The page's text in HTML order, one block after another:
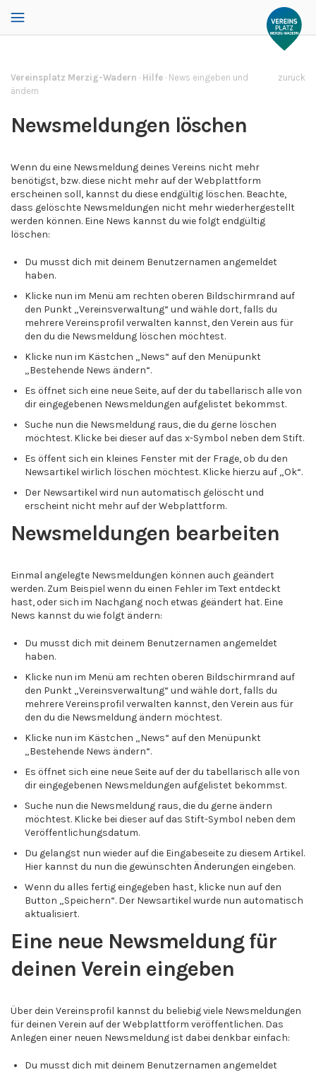
Vereinsplatz Merzig-Wadern · Hilfe · News eingeben und
ändern
zurück
Newsmeldungen löschen
Wenn du eine Newsmeldung deines Vereins nicht mehr
benötigst, bzw. diese nicht mehr auf der Webplattform
erscheinen soll, kannst du diese endgültig löschen. Beachte,
dass gelöschte Newsmeldungen nicht mehr wiederhergestellt
werden können. Eine News kannst du wie folgt endgültig
löschen:
Du musst dich mit deinem Benutzernamen angemeldet
haben.
Klicke nun im Menü am rechten oberen Bildschirmrand auf
den Punkt „Vereinsverwaltung“ und wähle dort, falls du
mehrere Vereinsprofil verwalten kannst, den Verein aus für
den du die Newsmeldung löschen möchtest.
Klicke nun im Kästchen „News“ auf den Menüpunkt
„Bestehende News ändern“.
Es öffnet sich eine neue Seite, auf der du tabellarisch alle von
dir eingegebenen Newsmeldungen aufgelistet bekommst.
Suche nun die Newsmeldung raus, die du gerne löschen
möchtest. Klicke bei dieser auf das x-Symbol neben dem Stift.
Es öffent sich ein kleines Fenster mit der Frage, ob du den
Newsartikel wirlich löschen möchtest. Klicke hierzu auf „Ok“.
Der Newsartikel wird nun automatisch gelöscht und
erscheint nicht mehr auf der Webplattform.
Newsmeldungen bearbeiten
Einmal angelegte Newsmeldungen können auch geändert
werden. Zum Beispiel wenn du einen Fehler im Text entdeckt
hast, oder sich im Nachgang noch etwas geändert hat. Eine
News kannst du wie folgt ändern:
Du musst dich mit deinem Benutzernamen angemeldet
haben.
Klicke nun im Menü am rechten oberen Bildschirmrand auf
den Punkt „Vereinsverwaltung“ und wähle dort, falls du
mehrere Vereinsprofil verwalten kannst, den Verein aus für
den du die Newsmeldung ändern möchtest.
Klicke nun im Kästchen „News“ auf den Menüpunkt
„Bestehende News ändern“.
Es öffnet sich eine neue Seite auf der du tabellarisch alle von
dir eingegebenen Newsmeldungen aufgelistet bekommst.
Suche nun die Newsmeldung raus, die du gerne ändern
möchtest. Klicke bei dieser auf das Stift-Symbol neben dem
Veröffentlichungsdatum.
Du gelangst nun wieder auf die Eingabeseite zu diesem Artikel.
Hier kannst du nun die gewünschten Änderungen eingeben.
Wenn du alles fertig eingegeben hast, klicke nun auf den
Button „Speichern“. Der Newsartikel wurde nun automatisch
aktualisiert.
Eine neue Newsmeldung für
deinen Verein eingeben
Über dein Vereinsprofil kannst du beliebig viele Newsmeldungen
für deinen Verein auf der Webplattform veröffentlichen. Das
Anlegen einer neuen Newsmeldung ist dabei denkbar einfach:
Du musst dich mit deinem Benutzernamen angemeldet